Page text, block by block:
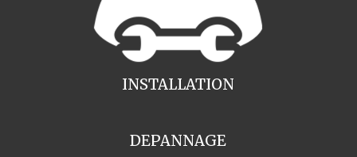
INSTALLATION
DEPANNAGE